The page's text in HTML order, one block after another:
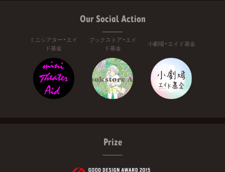
Our Social Action
ミニシアター・エイ
ド基金
ブックストア・エイ
ド基金
小劇場・エイド基金
Prize